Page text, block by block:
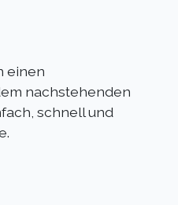
einen
nachstehenden
schnell und